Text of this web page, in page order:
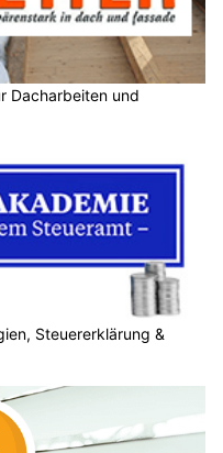
Dacharbeiten und
Steuererklärung &